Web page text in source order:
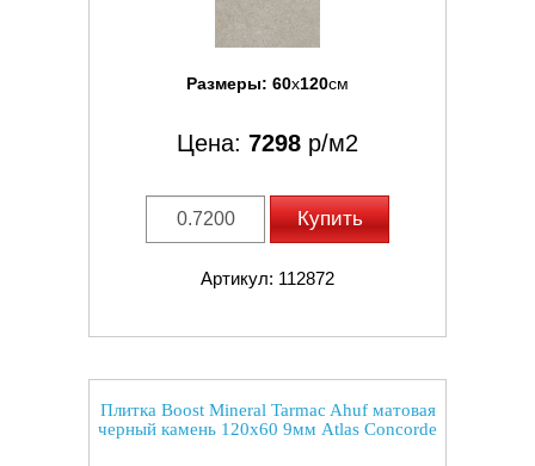
Размеры: 60x120см
Цена: 7298 р/м2
Купить
Артикул: 112872
Плитка Boost Mineral Tarmac Ahuf матовая
черный камень 120x60 9мм Atlas Concorde